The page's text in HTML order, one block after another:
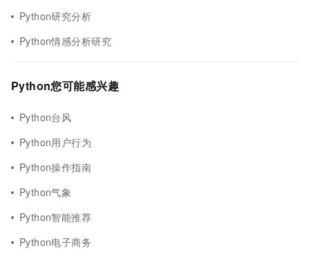
Python研究分析
Python情感分析研究
Python您可能感兴趣
Python台风
Python用户行为
Python操作指南
Python气象
Python智能推荐
Python电子商务